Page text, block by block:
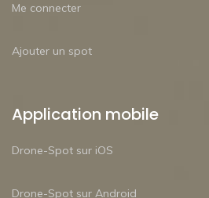
Me connecter
Ajouter un spot
Application mobile
Drone-Spot sur iOS
Drone-Spot sur Android